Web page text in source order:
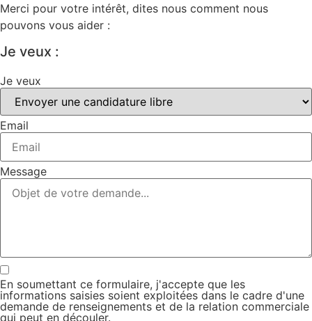
Merci pour votre intérêt, dites nous comment nous
pouvons vous aider :
Je veux :
Je veux
Email
Message
En soumettant ce formulaire, j'accepte que les
informations saisies soient exploitées dans le cadre d'une
demande de renseignements et de la relation commerciale
qui peut en découler.